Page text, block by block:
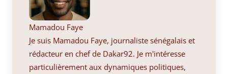
Mamadou Faye
Je suis Mamadou Faye, journaliste sénégalais et
rédacteur en chef de Dakar92. Je m'intéresse
particulièrement aux dynamiques politiques,